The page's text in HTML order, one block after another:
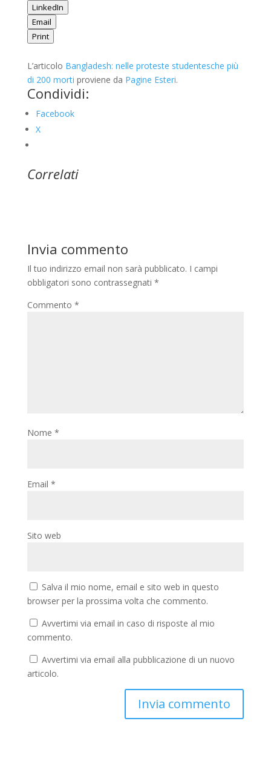
LinkedIn
Email
Print
L’articolo Bangladesh: nelle proteste studentesche più
di 200 morti proviene da Pagine Esteri.
Condividi:
Facebook
X
Correlati
Invia commento
Il tuo indirizzo email non sarà pubblicato. I campi
obbligatori sono contrassegnati *
Commento *
Nome *
Email *
Sito web
Salva il mio nome, email e sito web in questo
browser per la prossima volta che commento.
Avvertimi via email in caso di risposte al mio
commento.
Avvertimi via email alla pubblicazione di un nuovo
articolo.